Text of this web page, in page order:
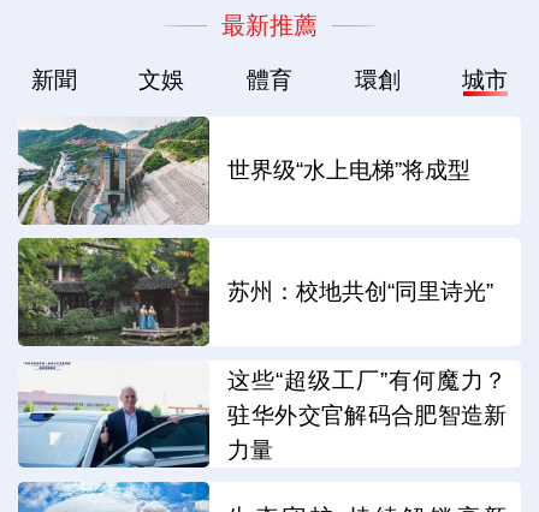
最新推薦
新聞 文娛 體育 環創 城市
世界级“水上电梯”将成型
苏州：校地共创“同里诗光”
这些“超级工厂”有何魔力？
驻华外交官解码合肥智造新
力量